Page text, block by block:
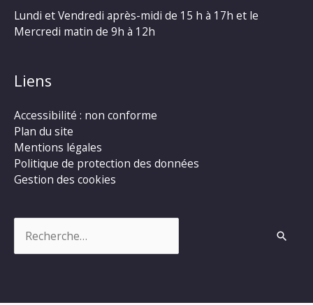
Lundi et Vendredi après-midi de 15 h à 17h et le
Mercredi matin de 9h à 12h
Liens
Accessibilité : non conforme
Plan du site
Mentions légales
Politique de protection des données
Gestion des cookies